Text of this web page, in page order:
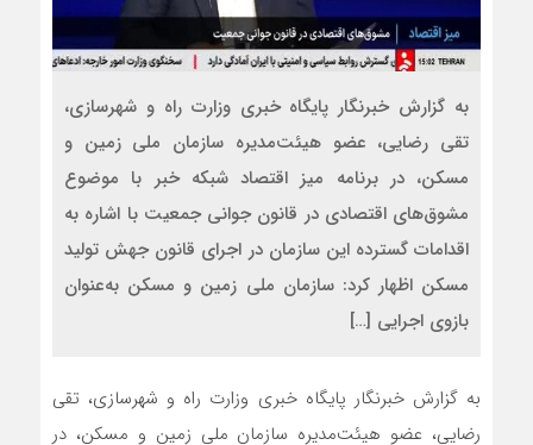
به گزارش خبرنگار پایگاه خبری وزارت راه و شهرسازی،
تقی رضایی، عضو هیئت‌مدیره سازمان ملی زمین و
مسکن، در برنامه میز اقتصاد شبکه خبر با موضوع
مشوق‌های اقتصادی در قانون جوانی جمعیت با اشاره به
اقدامات گسترده این سازمان در اجرای قانون جهش تولید
مسکن اظهار کرد: سازمان ملی زمین و مسکن به‌عنوان
بازوی اجرایی […]
به گزارش خبرنگار پایگاه خبری وزارت راه و شهرسازی، تقی
رضایی، عضو هیئت‌مدیره سازمان ملی زمین و مسکن، در